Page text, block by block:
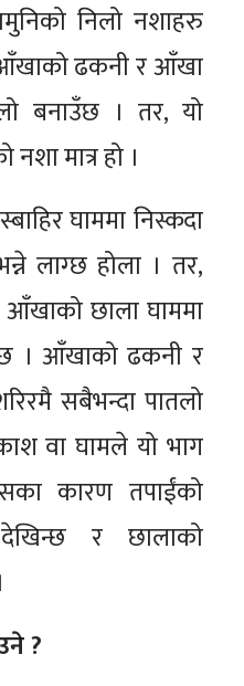
निलो नशाहरु
ढकनी र आँखा
बनाउँछ । तर, यो
मात्र हो ।
घाममा निस्कदा
लाग्छ होला । तर,
छाला घाममा
। आँखाको ढकनी र
सबैभन्दा पातलो
वा घामले यो भाग
कारण तपाईंको
र छालाको
?